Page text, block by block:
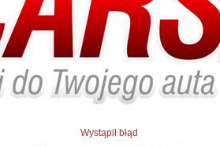
Wystąpił błąd